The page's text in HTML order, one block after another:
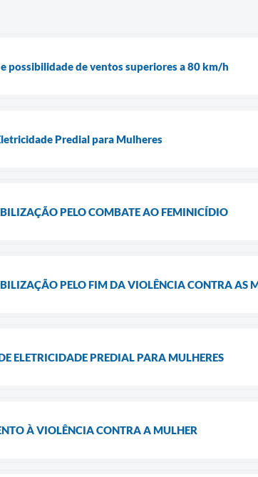
possibilidade de ventos superiores a 80 km/h
Predial para Mulheres
PELO COMBATE AO FEMINICÍDIO
PELO FIM DA VIOLÊNCIA CONTRA AS
ELETRICIDADE PREDIAL PARA MULHERES
À VIOLÊNCIA CONTRA A MULHER